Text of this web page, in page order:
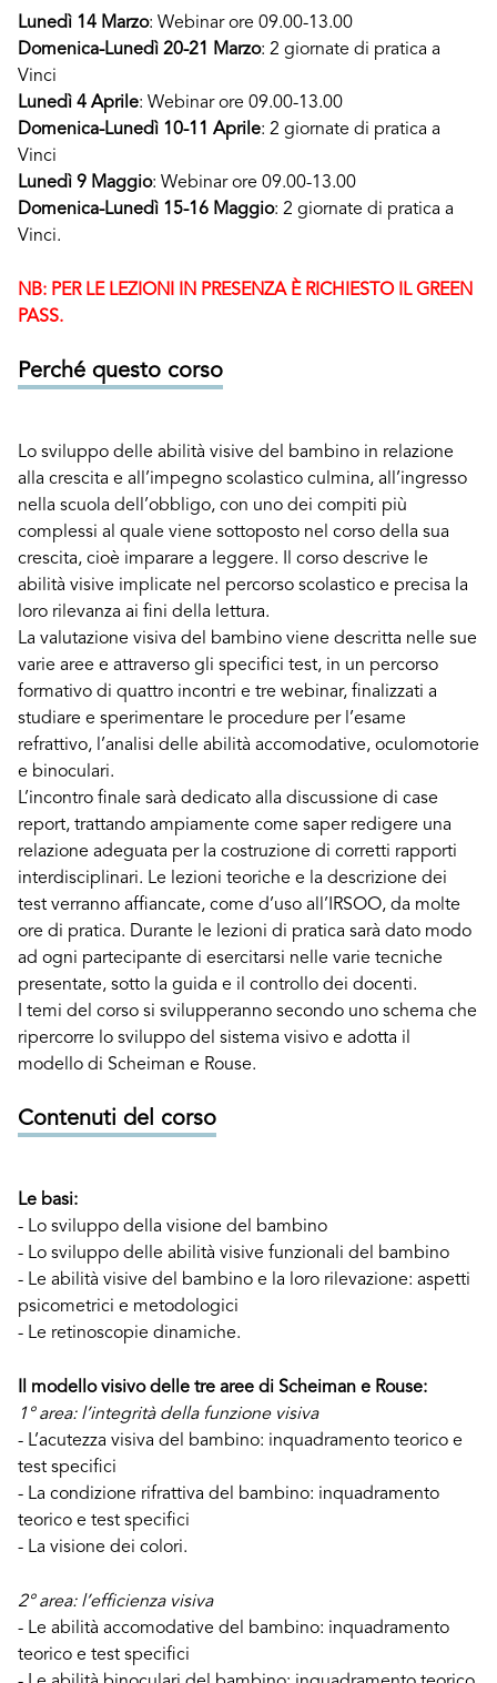
Lunedì 14 Marzo: Webinar ore 09.00-13.00
Domenica-Lunedì 20-21 Marzo: 2 giornate di pratica a
Vinci
Lunedì 4 Aprile: Webinar ore 09.00-13.00
Domenica-Lunedì 10-11 Aprile: 2 giornate di pratica a
Vinci
Lunedì 9 Maggio: Webinar ore 09.00-13.00
Domenica-Lunedì 15-16 Maggio: 2 giornate di pratica a
Vinci.
NB: PER LE LEZIONI IN PRESENZA È RICHIESTO IL GREEN
PASS.
Perché questo corso
Lo sviluppo delle abilità visive del bambino in relazione
alla crescita e all’impegno scolastico culmina, all’ingresso
nella scuola dell’obbligo, con uno dei compiti più
complessi al quale viene sottoposto nel corso della sua
crescita, cioè imparare a leggere. Il corso descrive le
abilità visive implicate nel percorso scolastico e precisa la
loro rilevanza ai fini della lettura.
La valutazione visiva del bambino viene descritta nelle sue
varie aree e attraverso gli specifici test, in un percorso
formativo di quattro incontri e tre webinar, finalizzati a
studiare e sperimentare le procedure per l’esame
refrattivo, l’analisi delle abilità accomodative, oculomotorie
e binoculari.
L’incontro finale sarà dedicato alla discussione di case
report, trattando ampiamente come saper redigere una
relazione adeguata per la costruzione di corretti rapporti
interdisciplinari. Le lezioni teoriche e la descrizione dei
test verranno affiancate, come d’uso all’IRSOO, da molte
ore di pratica. Durante le lezioni di pratica sarà dato modo
ad ogni partecipante di esercitarsi nelle varie tecniche
presentate, sotto la guida e il controllo dei docenti.
I temi del corso si svilupperanno secondo uno schema che
ripercorre lo sviluppo del sistema visivo e adotta il
modello di Scheiman e Rouse.
Contenuti del corso
Le basi:
- Lo sviluppo della visione del bambino
- Lo sviluppo delle abilità visive funzionali del bambino
- Le abilità visive del bambino e la loro rilevazione: aspetti
psicometrici e metodologici
- Le retinoscopie dinamiche.
Il modello visivo delle tre aree di Scheiman e Rouse:
1° area: l’integrità della funzione visiva
- L’acutezza visiva del bambino: inquadramento teorico e
test specifici
- La condizione rifrattiva del bambino: inquadramento
teorico e test specifici
- La visione dei colori.
2° area: l’efficienza visiva
- Le abilità accomodative del bambino: inquadramento
teorico e test specifici